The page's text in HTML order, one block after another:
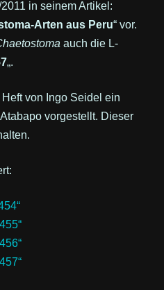
in seinem Artikel:
Arten aus Peru“ vor.
auch die L-
„.
von Ingo Seidel ein
vorgestellt. Dieser